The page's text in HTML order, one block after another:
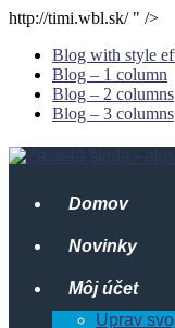
http://timi.wbl.sk/ " />
Blog with style
Blog – 1 column
Blog – 2 columns
Blog – 3 columns
Domov
Novinky
Môj účet
Uprav